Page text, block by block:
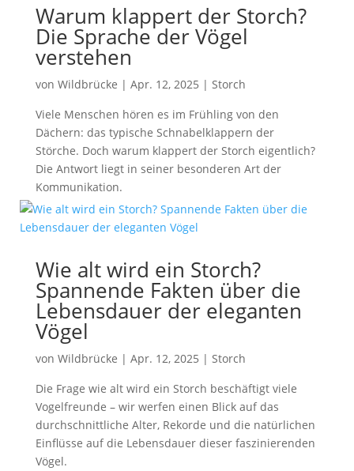
Warum klappert der Storch?
Die Sprache der Vögel
verstehen
von Wildbrücke | Apr. 12, 2025 | Storch
Viele Menschen hören es im Frühling von den
Dächern: das typische Schnabelklappern der
Störche. Doch warum klappert der Storch eigentlich?
Die Antwort liegt in seiner besonderen Art der
Kommunikation.
Wie alt wird ein Storch?
Spannende Fakten über die
Lebensdauer der eleganten
Vögel
von Wildbrücke | Apr. 12, 2025 | Storch
Die Frage wie alt wird ein Storch beschäftigt viele
Vogelfreunde – wir werfen einen Blick auf das
durchschnittliche Alter, Rekorde und die natürlichen
Einflüsse auf die Lebensdauer dieser faszinierenden
Vögel.